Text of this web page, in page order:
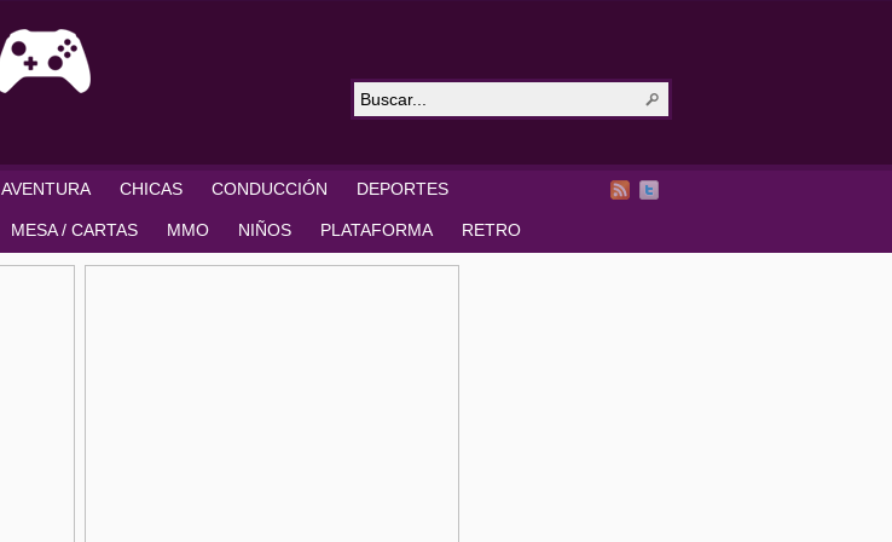
AVENTURA CHICAS CONDUCCIÓN DEPORTES
MESA / CARTAS MMO NIÑOS PLATAFORMA RETRO